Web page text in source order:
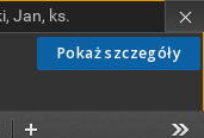
Pokaż szczegóły
Jan, ks.